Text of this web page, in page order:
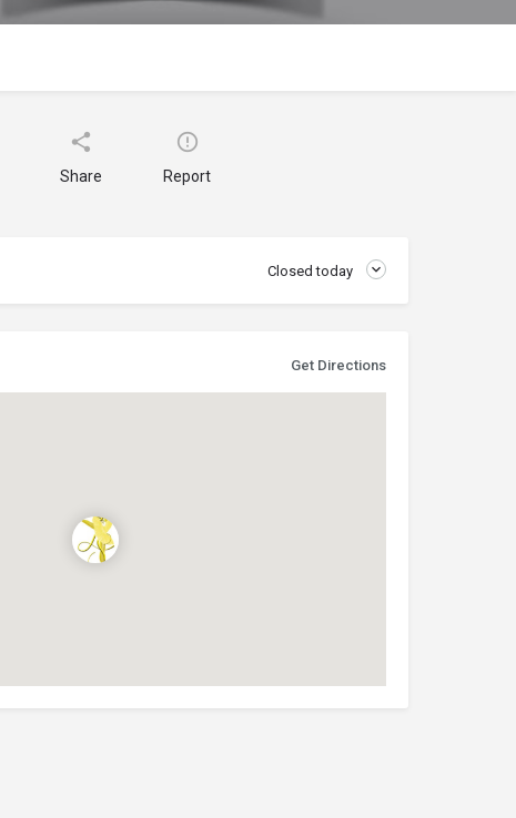
Share Report
Closed today
Get Directions